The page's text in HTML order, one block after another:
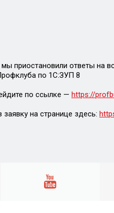
приостановили ответы на
по 1С:ЗУП 8
по ссылке — https://
на странице здесь: